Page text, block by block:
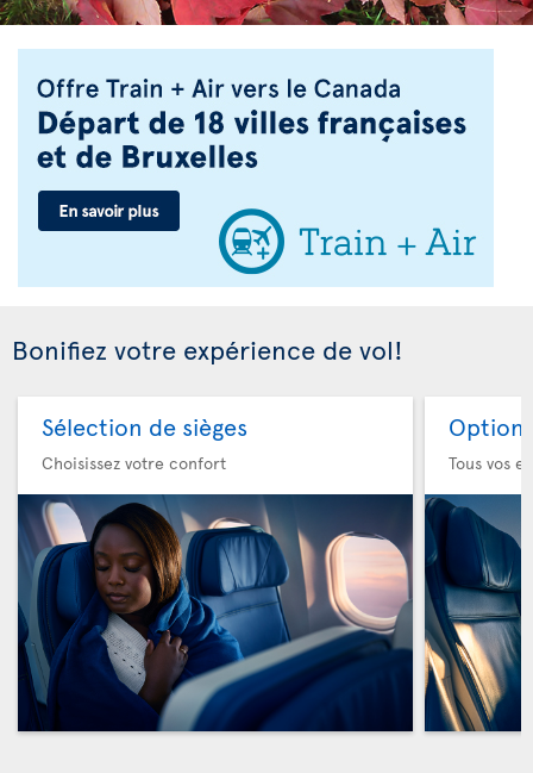
Bonifiez votre expérience de vol!
Sélection de sièges
Choisissez votre confort
Option
Tous vos